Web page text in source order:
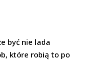
być nie lada
które robią to po